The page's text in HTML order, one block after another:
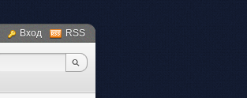
Вход RSS